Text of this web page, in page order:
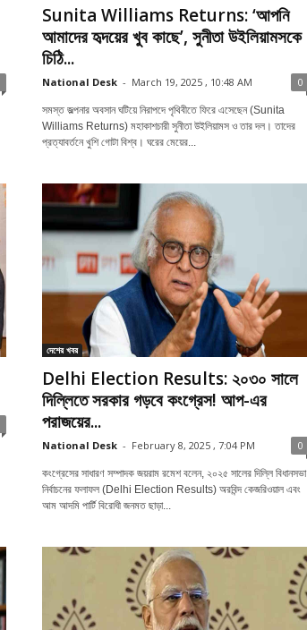
Sunita Williams Returns: ‘আপনি
আমাদের হৃদয়ের খুব কাছে’, সুনীতা উইলিয়ামসকে
চিঠি...
National Desk - March 19, 2025 , 10:48 AM 0
সমস্ত জল্পনার অবসান ঘটিয়ে নিরাপদে পৃথিবীতে ফিরে এসেছেন (Sunita
Williams Returns) মহাকাশচারী সুনীতা উইলিয়ামস ও তার দল। তাদের
প্রত্যাবর্তনে খুশি গোটা বিশ্ব। ঘরের মেয়ের...
দেশের খবর
Delhi Election Results: ২০৩০ সালে
দিল্লিতে সরকার গড়বে কংগ্রেস! আপ-এর
পরাজয়ের...
National Desk - February 8, 2025 , 7:04 PM 0
কংগ্রেসের সাধারণ সম্পাদক জয়রাম রমেশ বলেন, ২০২৫ সালের দিল্লি বিধানসভা
নির্বাচনের ফলাফল (Delhi Election Results) অরবিন্দ কেজরিওয়াল এবং
আম আদমি পার্টি বিরোধী জনমত ছাড়া...